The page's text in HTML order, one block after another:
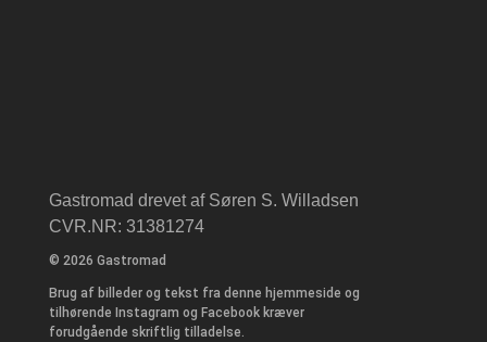
Gastromad drevet af Søren S. Willadsen
CVR.NR: 31381274
© 2026 Gastromad
Brug af billeder og tekst fra denne hjemmeside og
tilhørende Instagram og Facebook kræver
forudgående skriftlig tilladelse.